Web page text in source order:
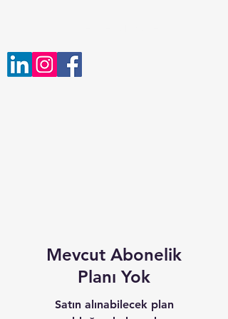
Mevcut Abonelik
Planı Yok
Satın alınabilecek plan